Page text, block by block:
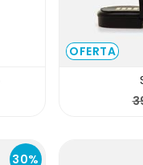
OFERTA
30%